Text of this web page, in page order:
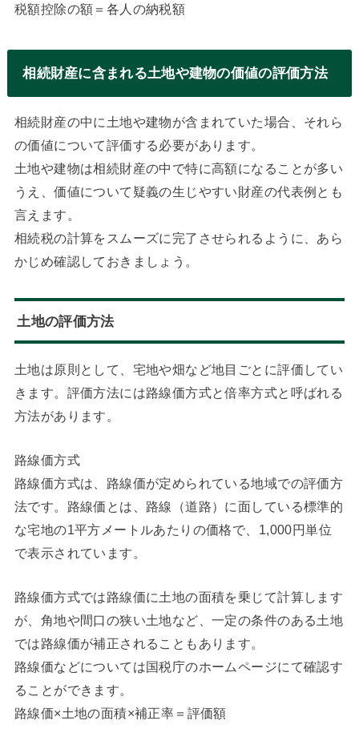
税額控除の額＝各人の納税額
相続財産に含まれる土地や建物の価値の評価方法
相続財産の中に土地や建物が含まれていた場合、それら
の価値について評価する必要があります。
土地や建物は相続財産の中で特に高額になることが多い
うえ、価値について疑義の生じやすい財産の代表例とも
言えます。
相続税の計算をスムーズに完了させられるように、あら
かじめ確認しておきましょう。
土地の評価方法
土地は原則として、宅地や畑など地目ごとに評価してい
きます。評価方法には路線価方式と倍率方式と呼ばれる
方法があります。
路線価方式
路線価方式は、路線価が定められている地域での評価方
法です。路線価とは、路線（道路）に面している標準的
な宅地の1平方メートルあたりの価格で、1,000円単位
で表示されています。
路線価方式では路線価に土地の面積を乗じて計算します
が、角地や間口の狭い土地など、一定の条件のある土地
では路線価が補正されることもあります。
路線価などについては国税庁のホームページにて確認す
ることができます。
路線価×土地の面積×補正率＝評価額